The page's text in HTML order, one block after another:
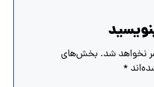
نخواهد شد. بخش‌های
*